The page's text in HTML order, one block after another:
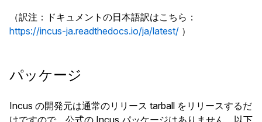
（訳注：ドキュメントの日本語訳はこちら：
https://incus-ja.readthedocs.io/ja/latest/ ）
パッケージ
Incus の開発元は通常のリリース tarball をリリースするだ
けですので、公式の Incus パッケージはありません。以下